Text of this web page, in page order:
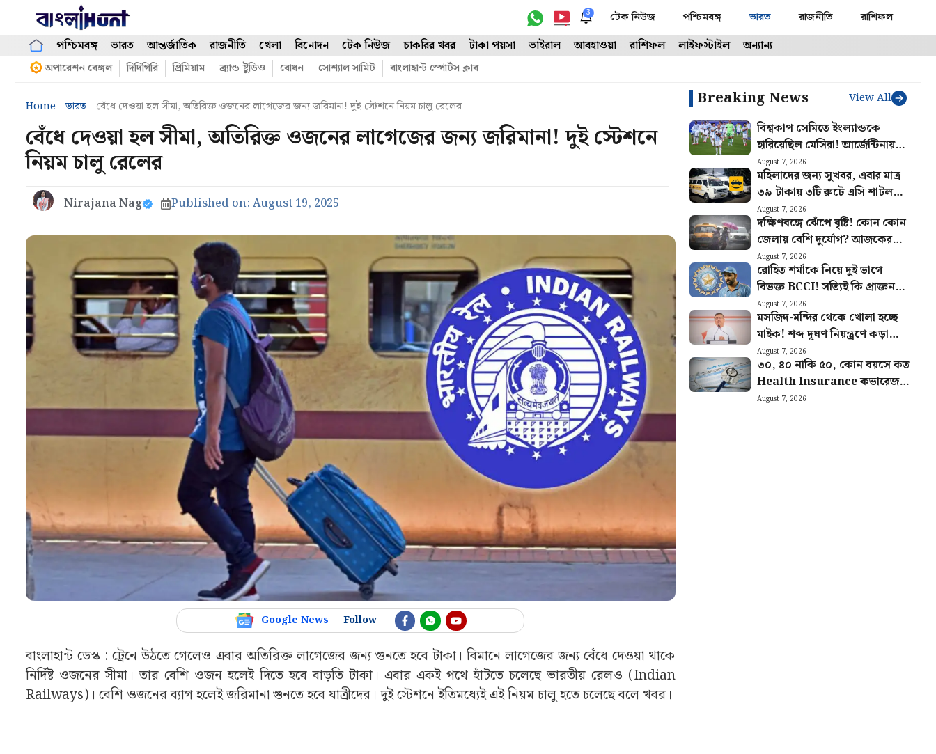
content
3 টেক নিউজ পশ্চিমবঙ্গ ভারত রাজনীতি রাশিফল
পশ্চিমবঙ্গ ভারত আন্তর্জাতিক রাজনীতি খেলা বিনোদন টেক নিউজ চাকরির খবর টাকা পয়সা ভাইরাল আবহাওয়া রাশিফল লাইফস্টাইল অন্যান্য
অপারেশন বেঙ্গল দিদিগিরি প্রিমিয়াম ব্র্যান্ড ষ্টুডিও বোধন সোশ্যাল সামিট বাংলাহান্ট স্পোর্টস ক্লাব
Home -ভারত - বেঁধে দেওয়া হল সীমা, অতিরিক্ত ওজনের লাগেজের জন্য জরিমানা! দুই স্টেশনে নিয়ম চালু রেলের
বেঁধে দেওয়া হল সীমা, অতিরিক্ত ওজনের লাগেজের জন্য জরিমানা! দুই স্টেশনে
নিয়ম চালু রেলের
Nirajana Nag Published on: August 19, 2025
Google News Follow
বাংলাহান্ট ডেস্ক : ট্রেনে উঠতে গেলেও এবার অতিরিক্ত লাগেজের জন্য গুনতে হবে টাকা। বিমানে লাগেজের জন্য বেঁধে দেওয়া থাকে
নির্দিষ্ট ওজনের সীমা। তার বেশি ওজন হলেই দিতে হবে বাড়তি টাকা। এবার একই পথে হাঁটতে চলেছে ভারতীয় রেলও (Indian
Railways)। বেশি ওজনের ব্যাগ হলেই জরিমানা গুনতে হবে যাত্রীদের। দুই স্টেশনে ইতিমধ্যেই এই নিয়ম চালু হতে চলেছে বলে খবর।
Breaking News View All
বিশ্বকাপ সেমিতে ইংল্যান্ডকে
হারিয়েছিল মেসিরা! আর্জেন্টিনায়
বিশেষ দিনটি স্মরণীয় করে রাখতে
নেওয়া হলো বড় উদ্যোগ
August 7, 2026
মহিলাদের জন্য সুখবর, এবার মাত্র
৩৯ টাকায় ৩টি রুটে এসি শাটল
পরিষেবা চালু Yatri Sathi-র
August 7, 2026
দক্ষিণবঙ্গে ঝেঁপে বৃষ্টি! কোন কোন
জেলায় বেশি দুর্যোগ? আজকের
আবহাওয়ার খবর
August 7, 2026
রোহিত শর্মাকে নিয়ে দুই ভাগে
বিভক্ত BCCI! সত্যিই কি প্রাক্তন
ভারতীয় অধিনায়কের অবসর চাইছে
বোর্ড
August 7, 2026
মসজিদ-মন্দির থেকে খোলা হচ্ছে
মাইক! শব্দ দূষণ নিয়ন্ত্রণে কড়া
ব্যবস্থা রাজ্য সরকারের
August 7, 2026
৩০, ৪০ নাকি ৫০, কোন বয়সে কত
Health Insurance কভারেজ
দরকার? জানালেন বিশেষজ্ঞরা
August 7, 2026